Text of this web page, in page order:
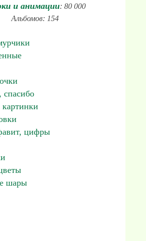
и анимации: 80 000
Альбомов: 154
спасибо
цифры
шары